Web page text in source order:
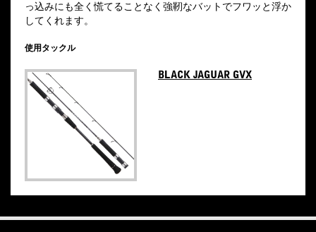
っ込みにも全く慌てることなく強靭なバットでフワッと浮か
してくれます。
使用タックル
BLACK JAGUAR GVX